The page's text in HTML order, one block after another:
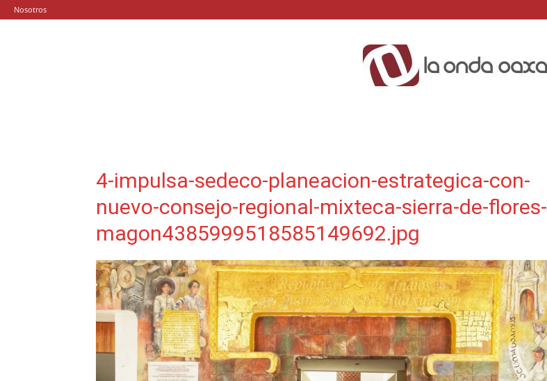
Nosotros
Oaxaca
4-impulsa-sedeco-planeacion-estrategica-con-
nuevo-consejo-regional-mixteca-sierra-de-flores-
magon4385999518585149692.jpg